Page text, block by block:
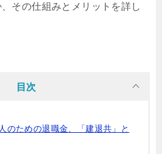
、その仕組みとメリットを詳し
目次
のための退職金、「建退共」と